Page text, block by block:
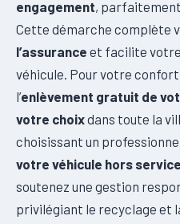
engagement,
Cette démarche complète
l’assurance et facilite
véhicule. Pour votre
l’enlèvement gratuit de
votre choixdans toute la
choisissant un
votre véhicule hors
soutenez une gestion
privilégiant le recyclage et